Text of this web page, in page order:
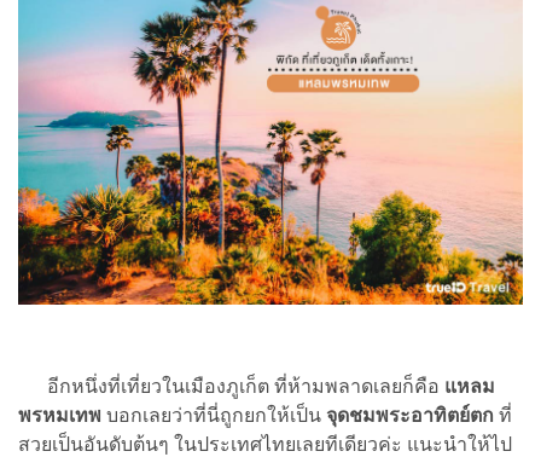
อีกหนึ่งที่เที่ยวในเมืองภูเก็ต ที่ห้ามพลาดเลยก็คือ แหลม
พรหมเทพ บอกเลยว่าที่นี่ถูกยกให้เป็น จุดชมพระอาทิตย์ตก ที่
สวยเป็นอันดับต้นๆ ในประเทศไทยเลยทีเดียวค่ะ แนะนำให้ไป